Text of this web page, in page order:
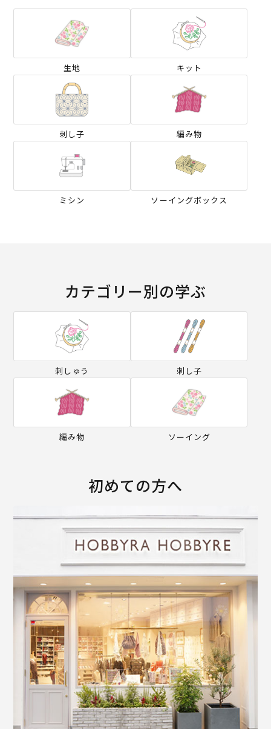
生地 キット
刺し子 編み物
ミシン ソーイングボックス
カテゴリー別の学ぶ
刺しゅう 刺し子
編み物 ソーイング
初めての方へ